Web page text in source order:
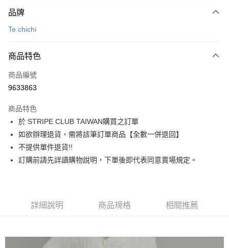
信用卡一次付款
3 期 0 利率 每期
合作金庫商業銀行
上海商業儲蓄銀行
臺灣中小企業銀行
匯豐（台灣）商業銀行
華泰商業銀行
聯邦商業銀行
遠東國際商業銀行
元大商業銀行
玉山商業銀行
星展（台灣）商業銀行
超商取貨付款
LINE Pay
Apple Pay
街口支付
悠遊付
相關說明
【大哥付你分期使用說明】
流程，驗證手機門號後，選擇欲分期的期數、繳款截止日，確認付款後即完
【關於「AFTEE先享後付」】
品牌
Te chichi
商品特色
商品編號
9633863
商品特色
於 STRIPE CLUB TAIWAN購買之訂單
如欲辦理退貨，需將該筆訂單商品【全數一併退回】
不提供單件退貨!!
訂購前請先詳讀購物說明，下單後即代表同意賣場規定。
詳細說明 商品規格 相關推薦